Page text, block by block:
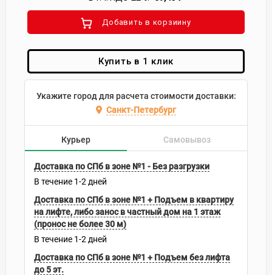
Добавить в корзиину
Купить в 1 клик
Укажите город для расчета стоимости доставки:
Санкт-Петербург
Курьер Самовывоз
Доставка по СПб в зоне №1 - Без разгрузки
В течение 1-2 дней
Доставка по СПб в зоне №1 + Подъем в квартиру
на лифте, либо занос в частный дом на 1 этаж
(пронос не более 30 м)
В течение 1-2 дней
Доставка по СПб в зоне №1 + Подъем без лифта
до 5 эт.